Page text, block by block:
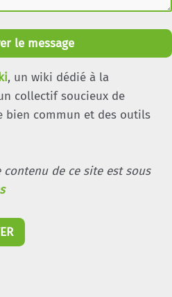
le message
, un wiki dédié à la
collectif soucieux de
bien commun et des outils
de ce site est sous